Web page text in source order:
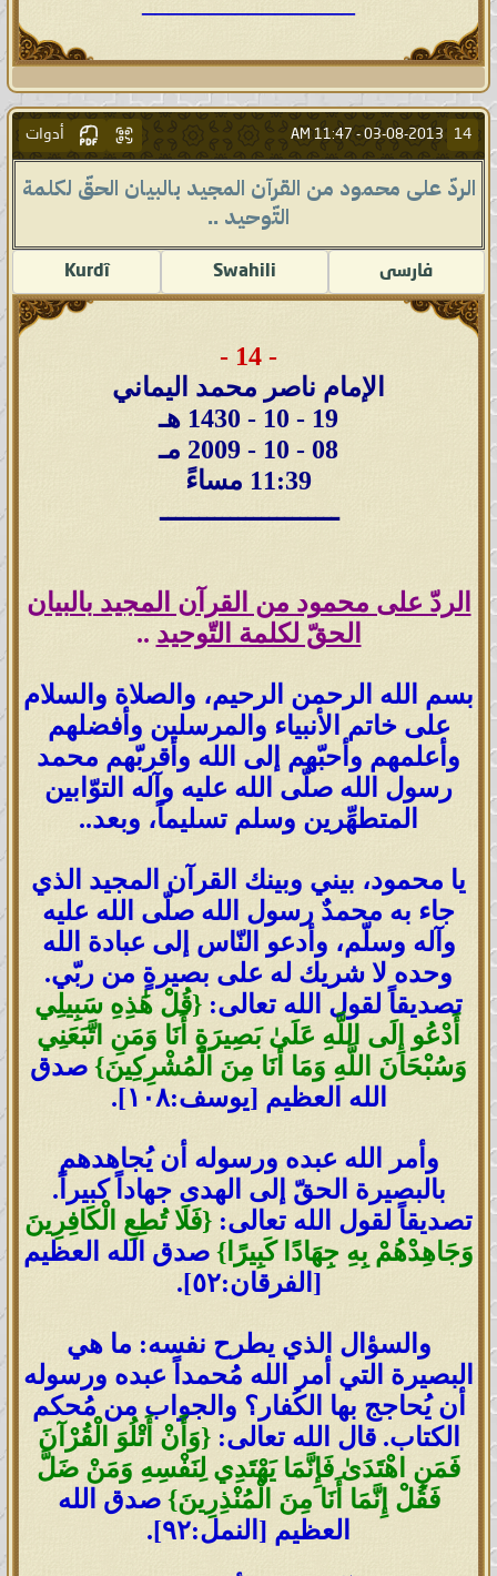
14
03-08-2013 -
11:47 AM أدوات
الردّ على محمود من القرآن المجيد بالبيان الحقّ لكلمة
التّوحيد ..
فارسى Swahili
Kurdî
- 14 -
الإمام ناصر محمد اليماني
19 - 10 - 1430 هـ
08 - 10 - 2009 مـ
11:39 مساءً
ـــــــــــــــــــــــ
الردّ على محمود من القرآن المجيد بالبيان
الحقّ لكلمة التّوحيد ..
بسم الله الرحمن الرحيم، والصلاة والسلام
على خاتم الأنبياء والمرسلين وأفضلهم
وأعلمهم وأحبّهم إلى الله وأقربّهم محمد
رسول الله صلّى الله عليه وآله التوّابين
المتطهِّرين وسلم تسليماً، وبعد..
يا محمود، بيني وبينك القرآن المجيد الذي
جاء به محمدٌ رسول الله صلّى الله عليه
وآله وسلّم، وأدعو النّاس إلى عبادة الله
وحده لا شريك له على بصيرةٍ من ربّي.
تصديقاً لقول الله تعالى: {قُلْ هَٰذِهِ سَبِيلِي
أَدْعُو إِلَى اللَّهِ عَلَىٰ بَصِيرَةٍ أَنَا وَمَنِ اتَّبَعَنِي
وَسُبْحَانَ اللَّهِ وَمَا أَنَا مِنَ الْمُشْرِكِينَ} صدق
الله العظيم [يوسف:١٠٨].
وأمر الله عبده ورسوله أن يُجاهدهم
بالبصيرة الحقّ إلى الهدى جهاداً كبيراً.
تصديقاً لقول الله تعالى: {فَلَا تُطِعِ الْكَافِرِينَ
وَجَاهِدْهُمْ بِهِ جِهَادًا كَبِيرًا} صدق الله العظيم
[الفرقان:٥٢].
والسؤال الذي يطرح نفسه: ما هي
البصيرة التي أمر الله مُحمداً عبده ورسوله
أن يُحاجج بها الكُفار؟ والجواب من مُحكم
الكتاب. قال الله تعالى:{وَأَنْ أَتْلُوَ الْقُرْآنَ
فَمَنِ اهْتَدَىٰ فَإِنَّمَا يَهْتَدِي لِنَفْسِهِ وَمَنْ ضَلَّ
فَقُلْ إِنَّمَا أَنَا مِنَ الْمُنْذِرِينَ} صدق الله
العظيم [النمل:٩٢].